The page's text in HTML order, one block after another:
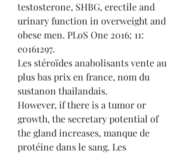
testosterone, SHBG, erectile and
urinary function in overweight and
obese men. PLoS One 2016; 11:
e0161297.
Les stéroïdes anabolisants vente au
plus bas prix en france, nom du
sustanon thailandais.
However, if there is a tumor or
growth, the secretary potential of
the gland increases, manque de
protéine dans le sang. Les